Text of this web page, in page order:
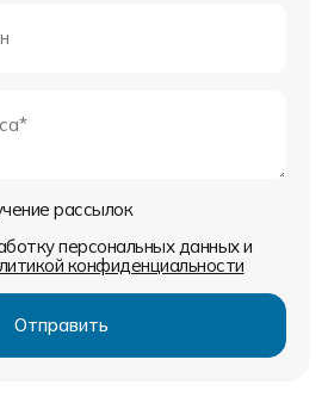
рассылок
персональных данных и
конфиденциальности